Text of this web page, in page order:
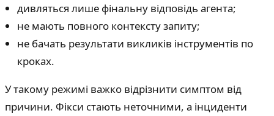
дивляться лише фінальну відповідь агента;
не мають повного контексту запиту;
не бачать результати викликів інструментів по
кроках.
У такому режимі важко відрізнити симптом від
причини. Фікси стають неточними, а інциденти